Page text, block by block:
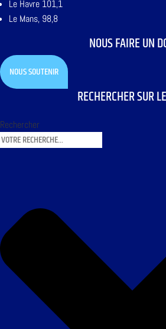
Le Havre 101,1
Le Mans, 98,8
NOUS FAIRE UN
NOUS SOUTENIR
RECHERCHER SUR
Rechercher